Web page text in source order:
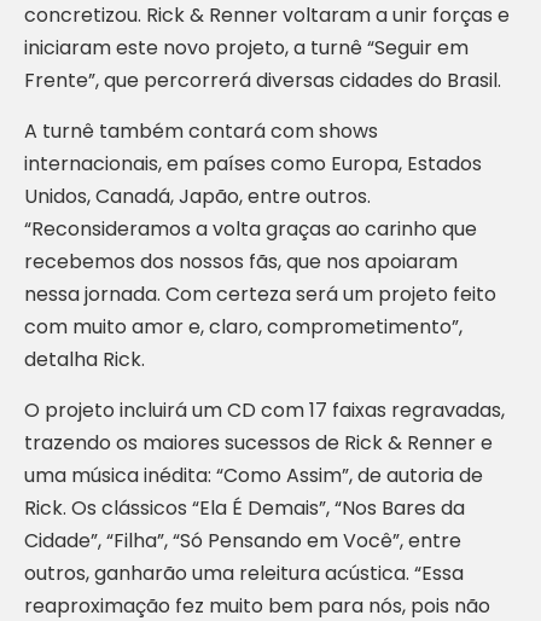
concretizou. Rick & Renner voltaram a unir forças e
iniciaram este novo projeto, a turnê “Seguir em
Frente”, que percorrerá diversas cidades do Brasil.
A turnê também contará com shows
internacionais, em países como Europa, Estados
Unidos, Canadá, Japão, entre outros.
“Reconsideramos a volta graças ao carinho que
recebemos dos nossos fãs, que nos apoiaram
nessa jornada. Com certeza será um projeto feito
com muito amor e, claro, comprometimento”,
detalha Rick.
O projeto incluirá um CD com 17 faixas regravadas,
trazendo os maiores sucessos de Rick & Renner e
uma música inédita: “Como Assim”, de autoria de
Rick. Os clássicos “Ela É Demais”, “Nos Bares da
Cidade”, “Filha”, “Só Pensando em Você”, entre
outros, ganharão uma releitura acústica. “Essa
reaproximação fez muito bem para nós, pois não